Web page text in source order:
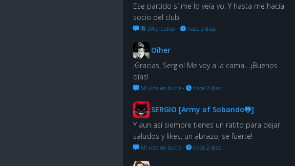
Ese partido sí me lo veía yo. Y hasta me hacía
socio del club.
🔞 ¡Miérculos! · hace 2 días
Oiher
¡Gracias, Sergio! Me voy a la cama... ¡Buenos
días!
Mi vida en bucle · hace 2 días
SERGIO [Army of Sobando🐸]
Y aun así siempre tienes un ratito para dejar
saludos y likes, un abrazo, se fuerte!
Mi vida en bucle · hace 2 días